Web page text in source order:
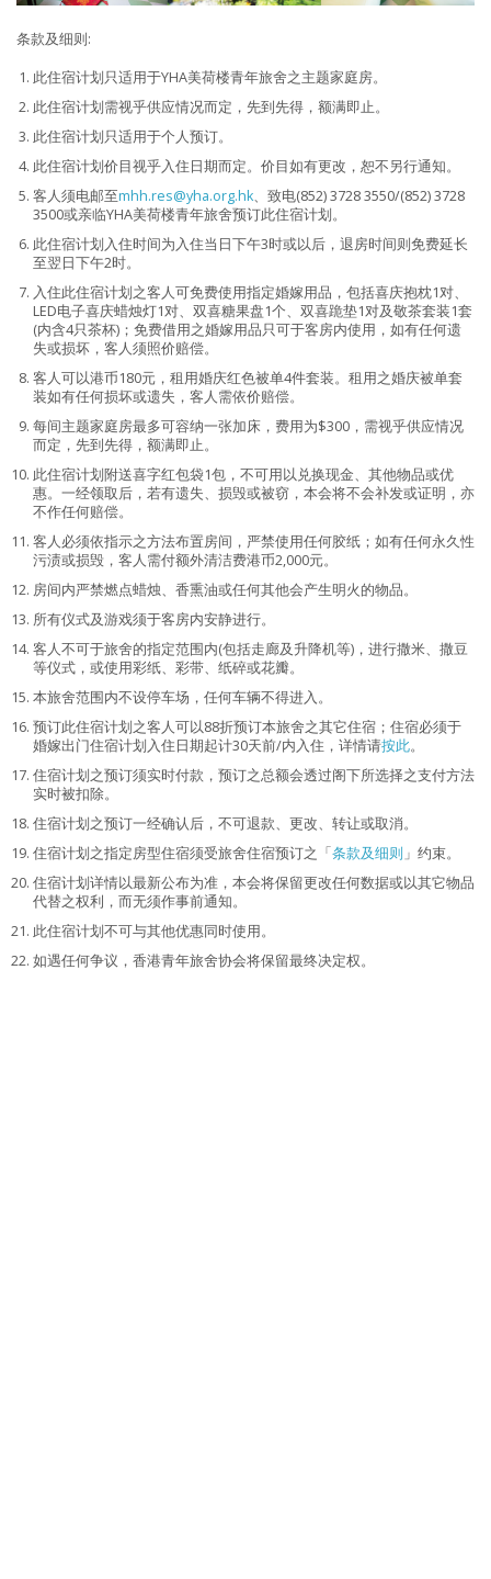
条款及细则:
此住宿计划只适用于YHA美荷楼青年旅舍之主题家庭房。
此住宿计划需视乎供应情况而定，先到先得，额满即止。
此住宿计划只适用于个人预订。
此住宿计划价目视乎入住日期而定。价目如有更改，恕不另行通知。
客人须电邮至mhh.res@yha.org.hk、致电(852) 3728 3550/(852) 3728
3500或亲临YHA美荷楼青年旅舍预订此住宿计划。
此住宿计划入住时间为入住当日下午3时或以后，退房时间则免费延长
至翌日下午2时。
入住此住宿计划之客人可免费使用指定婚嫁用品，包括喜庆抱枕1对、
LED电子喜庆蜡烛灯1对、双喜糖果盘1个、双喜跪垫1对及敬茶套装1套
(内含4只茶杯)；免费借用之婚嫁用品只可于客房内使用，如有任何遗
失或损坏，客人须照价赔偿。
客人可以港币180元，租用婚庆红色被单4件套装。租用之婚庆被单套
装如有任何损坏或遗失，客人需依价赔偿。
每间主题家庭房最多可容纳一张加床，费用为$300，需视乎供应情况
而定，先到先得，额满即止。
此住宿计划附送喜字红包袋1包，不可用以兑换现金、其他物品或优
惠。一经领取后，若有遗失、损毁或被窃，本会将不会补发或证明，亦
不作任何赔偿。
客人必须依指示之方法布置房间，严禁使用任何胶纸；如有任何永久性
污渍或损毁，客人需付额外清洁费港币2,000元。
房间内严禁燃点蜡烛、香熏油或任何其他会产生明火的物品。
所有仪式及游戏须于客房内安静进行。
客人不可于旅舍的指定范围内(包括走廊及升降机等)，进行撒米、撒豆
等仪式，或使用彩纸、彩带、纸碎或花瓣。
本旅舍范围内不设停车场，任何车辆不得进入。
预订此住宿计划之客人可以88折预订本旅舍之其它住宿；住宿必须于
婚嫁出门住宿计划入住日期起计30天前/内入住，详情请按此。
住宿计划之预订须实时付款，预订之总额会透过阁下所选择之支付方法
实时被扣除。
住宿计划之预订一经确认后，不可退款、更改、转让或取消。
住宿计划之指定房型住宿须受旅舍住宿预订之「条款及细则 」约束。
住宿计划详情以最新公布为准，本会将保留更改任何数据或以其它物品
代替之权利，而无须作事前通知。
此住宿计划不可与其他优惠同时使用。
如遇任何争议，香港青年旅舍协会将保留最终决定权。